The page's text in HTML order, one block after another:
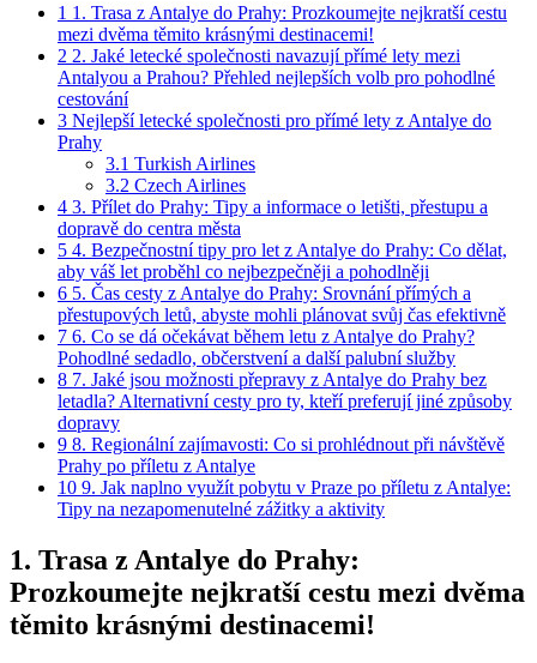
1 1. Trasa z Antalye do Prahy: Prozkoumejte nejkratší cestu
mezi dvěma těmito krásnými destinacemi!
2 2. Jaké letecké společnosti navazují přímé lety mezi
Antalyou a Prahou? Přehled nejlepších volb pro pohodlné
cestování
3 Nejlepší letecké společnosti pro přímé lety z Antalye do
Prahy
3.1 Turkish Airlines
3.2 Czech Airlines
4 3. Přílet do Prahy: Tipy a informace o letišti, přestupu a
dopravě do centra města
5 4. Bezpečnostní tipy pro let z Antalye do Prahy: Co dělat,
aby váš let proběhl co nejbezpečněji a pohodlněji
6 5. Čas cesty z Antalye do Prahy: Srovnání přímých a
přestupových letů, abyste mohli plánovat svůj čas efektivně
7 6. Co se dá očekávat během letu z Antalye do Prahy?
Pohodlné sedadlo, občerstvení a další palubní služby
8 7. Jaké jsou možnosti přepravy z Antalye do Prahy bez
letadla? Alternativní cesty pro ty, kteří preferují jiné způsoby
dopravy
9 8. Regionální zajímavosti: Co si prohlédnout při návštěvě
Prahy po příletu z Antalye
10 9. Jak naplno využít pobytu v Praze po příletu z Antalye:
Tipy na nezapomenutelné zážitky a aktivity
1. Trasa z Antalye do Prahy:
Prozkoumejte nejkratší cestu mezi dvěma
těmito krásnými destinacemi!